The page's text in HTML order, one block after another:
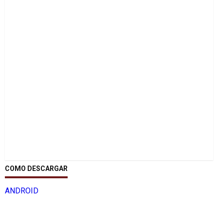
COMO DESCARGAR
ANDROID